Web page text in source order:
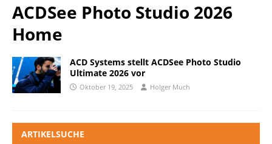
ACDSee Photo Studio 2026
Home
ACD Systems stellt ACDSee Photo Studio
Ultimate 2026 vor
Oktober 19, 2025 Holger Much
ARTIKELSUCHE